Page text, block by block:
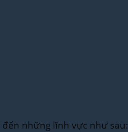
những lĩnh vực như sau: